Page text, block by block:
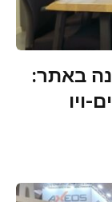
באתר:
ויו